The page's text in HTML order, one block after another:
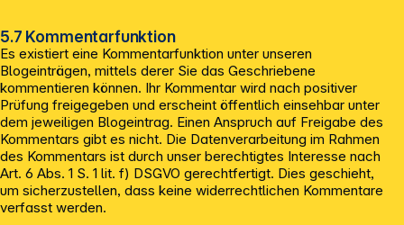
5.7 Kommentarfunktion
Es existiert eine Kommentarfunktion unter unseren
Blogeinträgen, mittels derer Sie das Geschriebene
kommentieren können. Ihr Kommentar wird nach positiver
Prüfung freigegeben und erscheint öffentlich einsehbar unter
dem jeweiligen Blogeintrag. Einen Anspruch auf Freigabe des
Kommentars gibt es nicht. Die Datenverarbeitung im Rahmen
des Kommentars ist durch unser berechtigtes Interesse nach
Art. 6 Abs. 1 S. 1 lit. f) DSGVO gerechtfertigt. Dies geschieht,
um sicherzustellen, dass keine widerrechtlichen Kommentare
verfasst werden.